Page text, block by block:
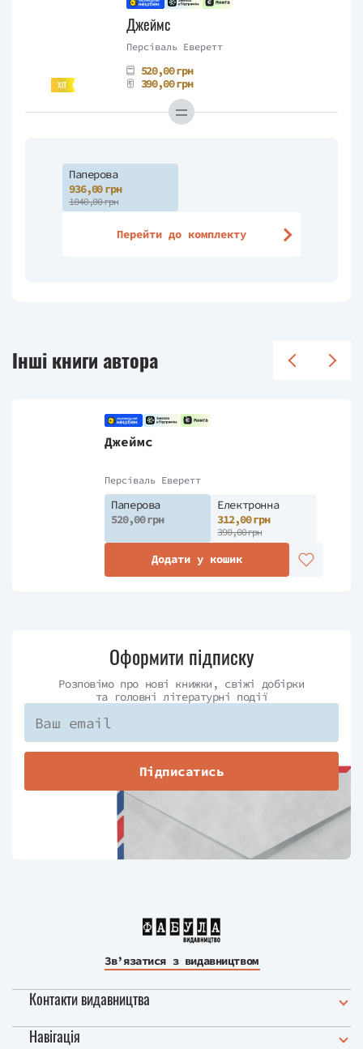
ХІТ
Джеймс
Персіваль Еверетт
520,00 грн
390,00 грн
Паперова
936,00 грн
1040,00 грн
Перейти до комплекту
Інші книги автора
Джеймс
Персіваль Еверетт
Паперова
520,00 грн
Електронна
312,00 грн
390,00 грн
Додати у кошик
Оформити підписку
Розповімо про нові книжки, свіжі добірки
та головні літературні події
Підписатись
Зв’язатися з видавництвом
Контакти видавництва
Навігація